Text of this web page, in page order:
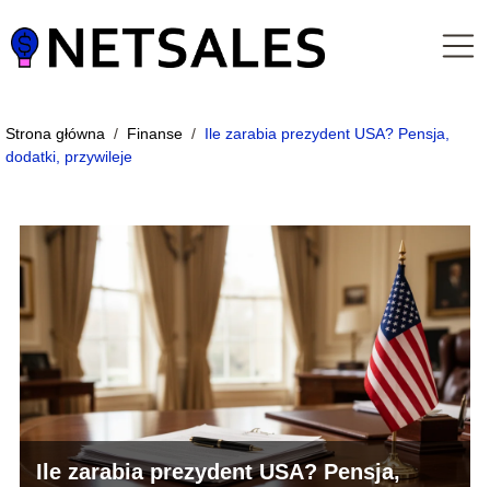
Strona główna / Finanse / Ile zarabia prezydent USA? Pensja,
dodatki, przywileje
Ile zarabia prezydent USA? Pensja,